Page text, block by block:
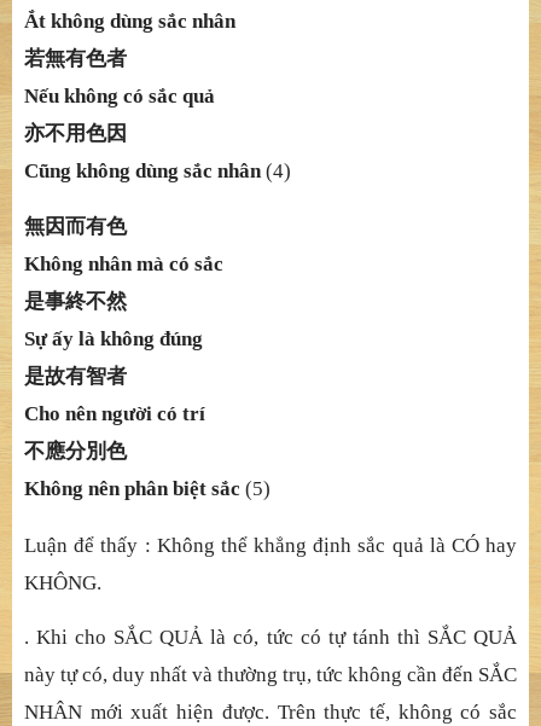
Ắt không dùng sắc nhân
若無有色者
Nếu không có sắc quả
亦不用色因
Cũng không dùng sắc nhân(4)
無因而有色
Không nhân mà có sắc
是事終不然
Sựấy là không đúng
是故有智者
Cho nên người có trí
不應分別色
Không nên phân biệt sắc (5)
Luậnđể thấy : Không thểkhẳngđịnh sắc quả là CÓ hay
KHÔNG.
. Khi cho SẮC QUẢ là có, tức có tựtánh thì SẮC QUẢ
này tựcó, duy nhất và thường trụ, tức không cần đến SẮC
NHÂN mới xuất hiện được. Trên thực tế, không có sắc